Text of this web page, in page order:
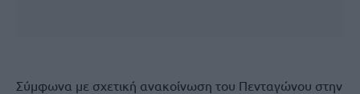
Σύμφωνα με σχετική ανακοίνωση του Πενταγώνου στην